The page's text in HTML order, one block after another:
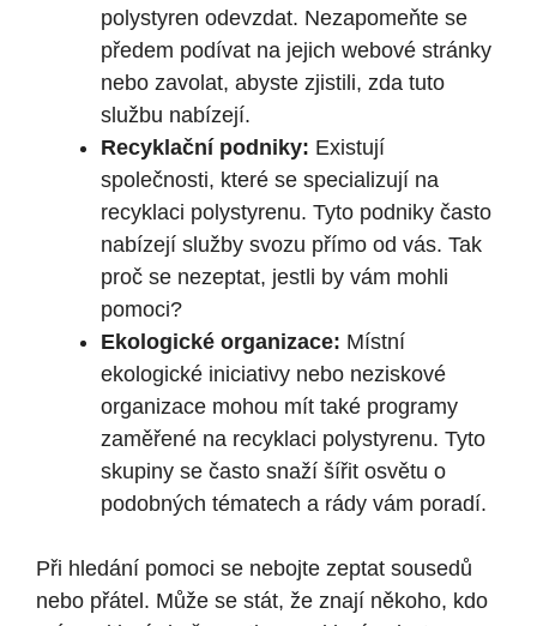
polystyren odevzdat. Nezapomeňte se
předem podívat na jejich webové stránky
nebo zavolat, abyste zjistili, zda tuto
službu nabízejí.
Recyklační podniky: Existují
společnosti, které se specializují na
recyklaci polystyrenu. Tyto podniky často
nabízejí služby svozu přímo od vás. Tak
proč se nezeptat, jestli by vám mohli
pomoci?
Ekologické organizace: Místní
ekologické iniciativy nebo neziskové
organizace mohou mít také programy
zaměřené na recyklaci polystyrenu. Tyto
skupiny se často snaží šířit osvětu o
podobných tématech a rády vám poradí.
Při hledání pomoci se nebojte zeptat sousedů
nebo přátel. Může se stát, že znají někoho, kdo